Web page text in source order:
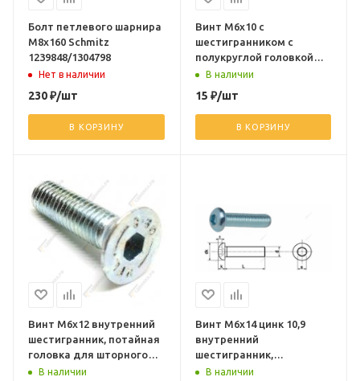
Болт петлевого шарнира
М8х160 Schmitz
1239848/1304798
Нет в наличии
230₽/шт
В КОРЗИНУ
Винт М6х10 с
шестигранником с
полукруглой головкой
10,9 7380-2
В наличии
15 ₽/шт
В КОРЗИНУ
Винт М6х12 внутренний
шестигранник, потайная
головка для шторного
ролика 38080090
В наличии
Винт М6х14 цинк 10,9
внутренний
шестигранник,
полукруглая головка
В наличии